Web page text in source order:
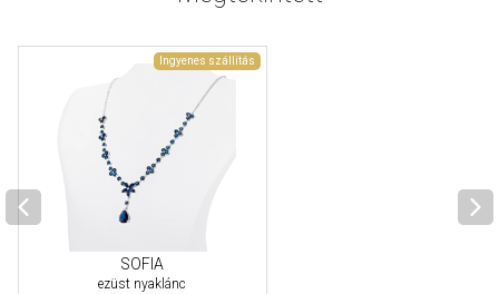
Ingyenes szállítás
SOFIA
ezüst nyaklánc